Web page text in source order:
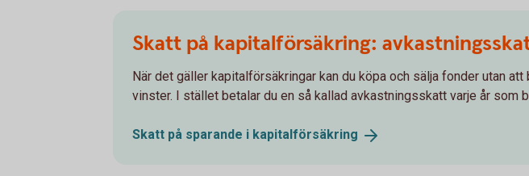
Skatt på kapitalförsäkring:
När det gäller kapitalförsäkringar kan du köpa och sälja fonder utan
vinster. I stället betalar du en så kallad avkastningsskatt varje år som
Skatt på sparande i kapitalförsäkring